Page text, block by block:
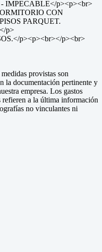
IMPECABLE</p><p><br>
CON
PARQUET.
p>
p><p><br></p><br>
provistas son
la documentación pertinente y
empresa. Los gastos
a la última información
no vinculantes ni